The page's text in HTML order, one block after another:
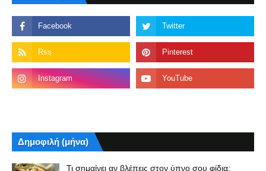
Δημοφιλή (μήνα)
Τι σημαίνει αν βλέπεις στον ύπνο σου φίδια;